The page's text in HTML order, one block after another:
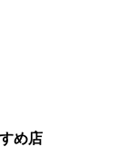
め店